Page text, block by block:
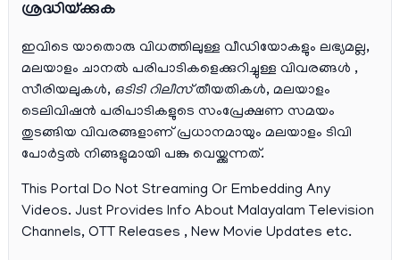
ശ്രദ്ധിയ്ക്കുക
ഇവിടെ യാതൊരു വിധത്തിലുള്ള വീഡിയോകളും ലഭ്യമല്ല,
മലയാളം ചാനല്‍ പരിപാടികളെക്കുറിച്ചുള്ള വിവരങ്ങള്‍ ,
സീരിയലുകള്‍, ഒടിടി റിലീസ്തീയതികള്‍, മലയാളം
ടെലിവിഷന്‍ പരിപാടികളുടെ സംപ്രേക്ഷണ സമയം
തുടങ്ങിയ വിവരങ്ങളാണ് പ്രധാനമായും മലയാളം ടിവി
പോര്‍ട്ടല്‍ നിങ്ങളുമായി പങ്കു വെയ്ക്കുന്നത്.
This Portal Do Not Streaming Or Embedding Any
Videos. Just Provides Info About Malayalam Television
Channels, OTT Releases , New Movie Updates etc.